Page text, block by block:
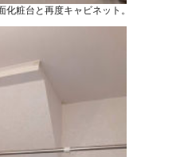
粧台と再度キャビネット。